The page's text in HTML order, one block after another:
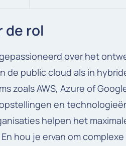
de rol
over het
de public cloud als in
zoals AWS, Azure of
en
helpen het
hou je ervan om